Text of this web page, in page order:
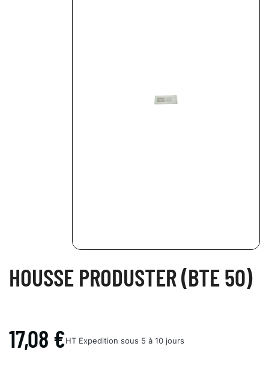
HOUSSE PRODUSTER (BTE 50)
17,08 €HT Expedition sous 5 à 10 jours